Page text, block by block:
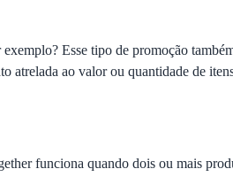
Esse tipo de promoção
atrelada ao valor ou quantidade de
funciona quando dois ou mais